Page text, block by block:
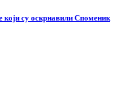
који су оскрнавили Споменик